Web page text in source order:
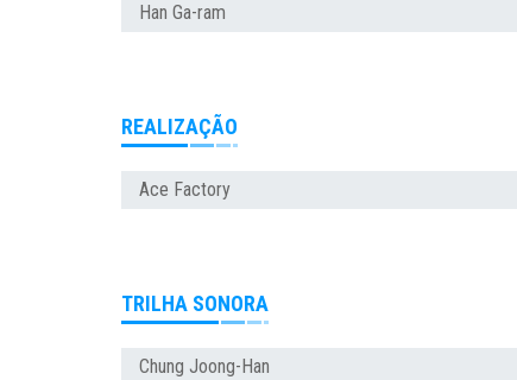
Han Ga-ram
REALIZAÇÃO
Ace Factory
TRILHA SONORA
Chung Joong-Han